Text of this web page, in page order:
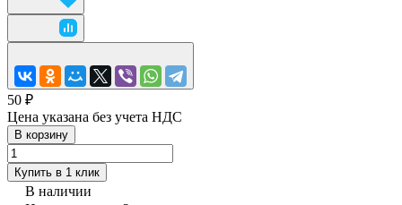
50 ₽
Цена указана без учета НДС
В корзину
Купить в 1 клик
В наличии